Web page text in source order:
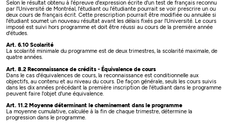
Selon le résultat obtenu à l'épreuve d'expression écrite d'un test de français reconnu
par l'Université de Montréal, l'étudiant ou l'étudiante pourrait se voir prescrire un ou
deux cours de français écrit. Cette prescription pourrait être modifiée ou annulée si
l'étudiant soumet un nouveau résultat avant les délais fixés par l'Université. Le cours
imposé est suivi hors programme et doit être réussi au cours de la première année
d'études.
Art. 6.10 Scolarité
La scolarité minimale du programme est de deux trimestres, la scolarité maximale, de
quatre années.
Art. 8.2 Reconnaissance de crédits - Équivalence de cours
Dans le cas d'équivalences de cours, la reconnaissance est conditionnelle aux
objectifs, au contenu et au niveau du cours. De façon générale, seuls les cours suivis
dans les dix années précédant la première inscription de l'étudiant dans le programme
peuvent faire l'objet d'une équivalence.
Art. 11.2 Moyenne déterminant le cheminement dans le programme
La moyenne cumulative, calculée à la fin de chaque trimestre, détermine la
progression dans le programme.